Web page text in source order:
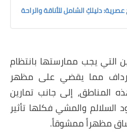
عصرية: دليلكِ الشامل للأناقة والراحة
التي يجب ممارستها بانتظام
مما يقضي على مظهر
المناطق، إلى جانب تمارين
والمشي فكلها تأثير
مظهراً ممشوقاً.